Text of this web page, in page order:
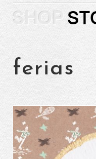
SHOP
ferias